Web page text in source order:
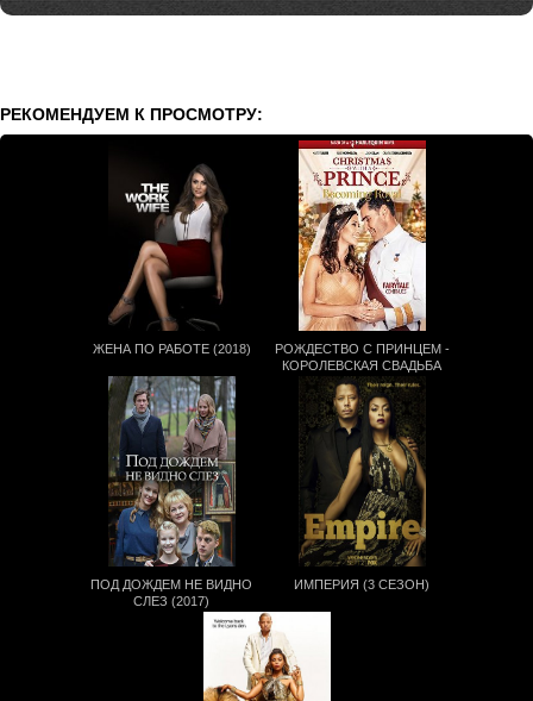
РЕКОМЕНДУЕМ К ПРОСМОТРУ:
ЖЕНА ПО РАБОТЕ (2018)
РОЖДЕСТВО С ПРИНЦЕМ -
КОРОЛЕВСКАЯ СВАДЬБА
(2019)
ПОД ДОЖДЕМ НЕ ВИДНО
СЛЕЗ (2017)
ИМПЕРИЯ (3 СЕЗОН)